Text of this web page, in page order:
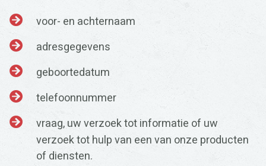
voor- en achternaam
adresgegevens
geboortedatum
telefoonnummer
vraag, uw verzoek tot informatie of uw
verzoek tot hulp van een van onze producten
of diensten.